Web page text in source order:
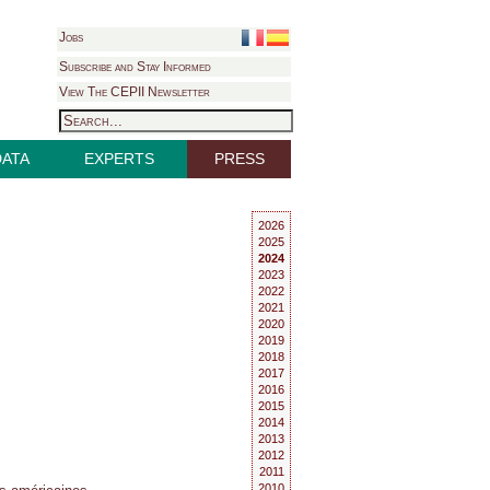
Jobs
Subscribe and Stay Informed
View The CEPII Newsletter
EXPERTS PRESS
2026
2025
2024
2023
2022
2021
2020
2019
2018
2017
2016
2015
2014
2013
2012
2011